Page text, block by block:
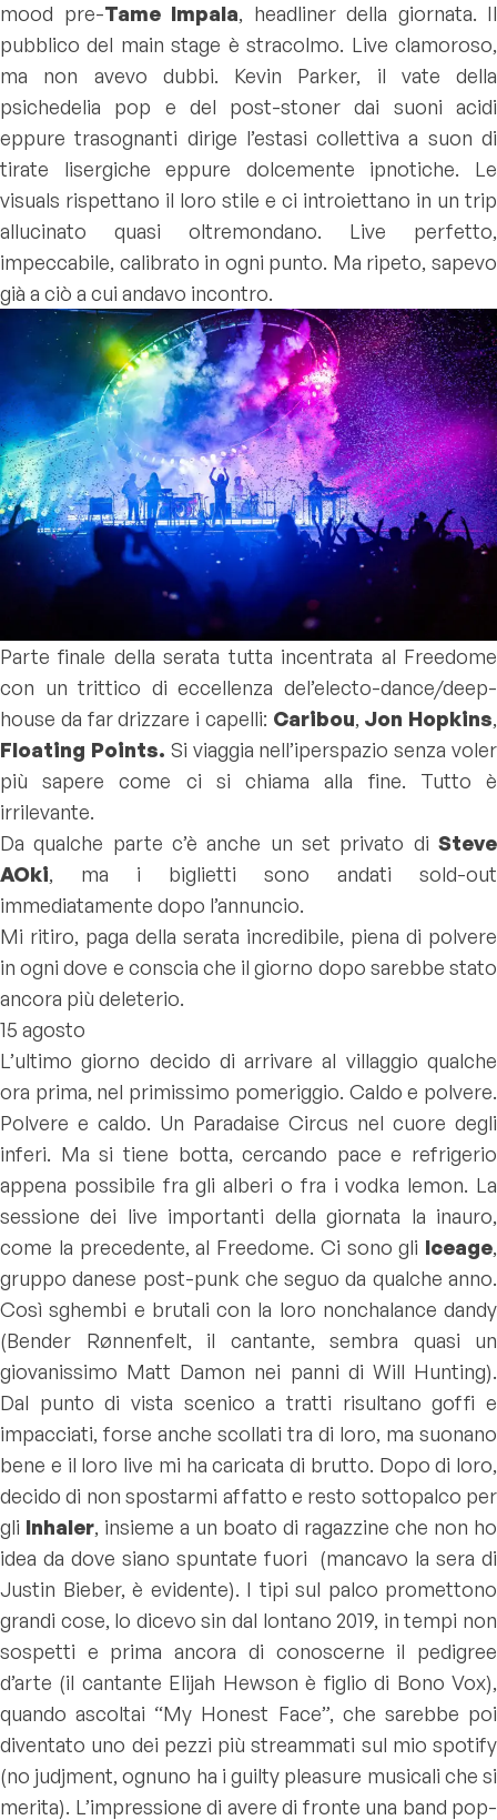
mood pre-Tame Impala, headliner della giornata. Il
pubblico del main stage è stracolmo. Live clamoroso,
ma non avevo dubbi. Kevin Parker, il vate della
psichedelia pop e del post-stoner dai suoni acidi
eppure trasognanti dirige l’estasi collettiva a suon di
tirate lisergiche eppure dolcemente ipnotiche. Le
visuals rispettano il loro stile e ci introiettano in un trip
allucinato quasi oltremondano. Live perfetto,
impeccabile, calibrato in ogni punto. Ma ripeto, sapevo
già a ciò a cui andavo incontro.
Parte finale della serata tutta incentrata al Freedome
con un trittico di eccellenza del’electo-dance/deep-
house da far drizzare i capelli: Caribou, Jon Hopkins,
Floating Points. Si viaggia nell’iperspazio senza voler
più sapere come ci si chiama alla fine. Tutto è
irrilevante.
Da qualche parte c’è anche un set privato di Steve
AOki, ma i biglietti sono andati sold-out
immediatamente dopo l’annuncio.
Mi ritiro, paga della serata incredibile, piena di polvere
in ogni dove e conscia che il giorno dopo sarebbe stato
ancora più deleterio.
15 agosto
L’ultimo giorno decido di arrivare al villaggio qualche
ora prima, nel primissimo pomeriggio. Caldo e polvere.
Polvere e caldo. Un Paradaise Circus nel cuore degli
inferi. Ma si tiene botta, cercando pace e refrigerio
appena possibile fra gli alberi o fra i vodka lemon. La
sessione dei live importanti della giornata la inauro,
come la precedente, al Freedome. Ci sono gli Iceage,
gruppo danese post-punk che seguo da qualche anno.
Così sghembi e brutali con la loro nonchalance dandy
(Bender Rønnenfelt, il cantante, sembra quasi un
giovanissimo Matt Damon nei panni di Will Hunting).
Dal punto di vista scenico a tratti risultano goffi e
impacciati, forse anche scollati tra di loro, ma suonano
bene e il loro live mi ha caricata di brutto. Dopo di loro,
decido di non spostarmi affatto e resto sottopalco per
gli Inhaler, insieme a un boato di ragazzine che non ho
idea da dove siano spuntate fuori (mancavo la sera di
Justin Bieber, è evidente). I tipi sul palco promettono
grandi cose, lo dicevo sin dal lontano 2019, in tempi non
sospetti e prima ancora di conoscerne il pedigree
d’arte (il cantante Elijah Hewson è figlio di Bono Vox),
quando ascoltai “My Honest Face”, che sarebbe poi
diventato uno dei pezzi più streammati sul mio spotify
(no judjment, ognuno ha i guilty pleasure musicali che si
merita). L’impressione di avere di fronte una band pop-